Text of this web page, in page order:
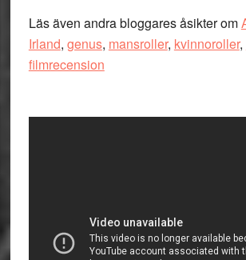
Läs även andra bloggares åsikter om
Irland, genus, mansroller, kvinnoroller,
filmrecension